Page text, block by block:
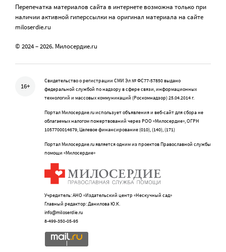
Перепечатка материалов сайта в интернете возможна только при
наличии активной гиперссылки на оригинал материала на сайте
miloserdie.ru
© 2024 – 2026. Милосердие.ru
16+
Свидетельство о регистрации СМИ Эл № ФС77-57850 выдано
федеральной службой по надзору в сфере связи, информационных
технологий и массовых коммуникаций (Роскомнадзор) 25.04.2014 г.
Портал Милосердие.ru использует объявления и веб-сайт для сбора не
облагаемых налогом пожертвований через РОО «Милосердие», ОГРН
1057700014679, Целевое финансирование (010), (140), (171)
Портал Милосердие.ru является одним из проектов Православной службы
помощи «Милосердие»
Учредитель: АНО «Издательский центр «Нескучный сад»
Главный редактор: Данилова Ю.К.
info@miloserdie.ru
8-499-350-05-95